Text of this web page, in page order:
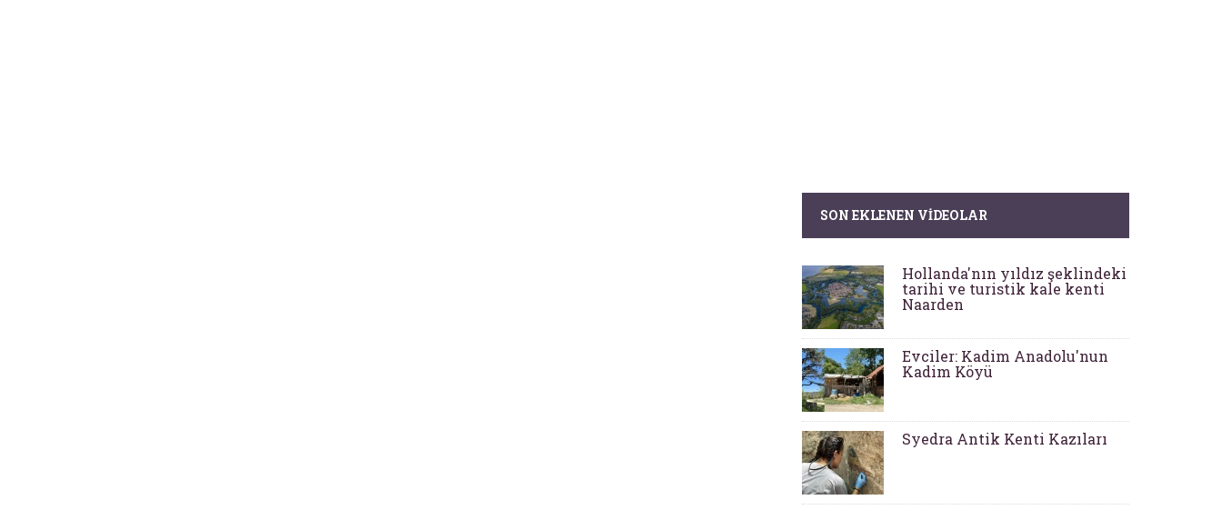
SON EKLENEN VIDEOLAR
Hollanda'nın yıldız şeklindeki
tarihi ve turistik kale kenti
Naarden
Evciler: Kadim Anadolu'nun
Kadim Köyü
Syedra Antik Kenti Kazıları